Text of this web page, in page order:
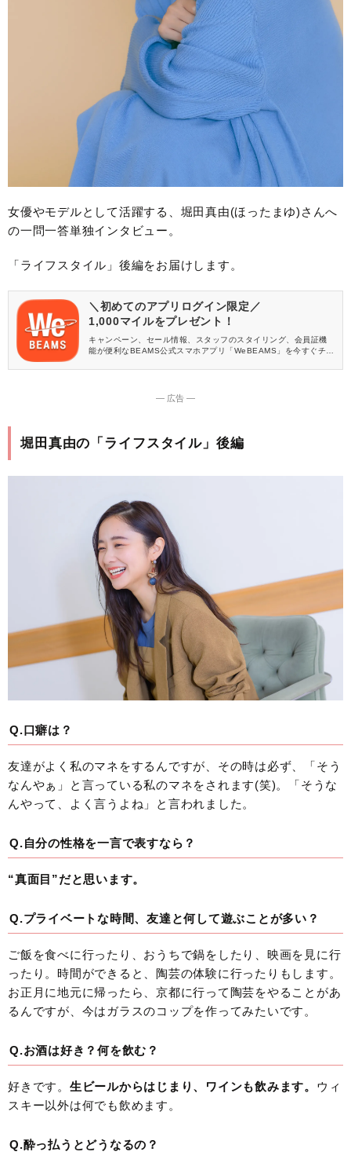
女優やモデルとして活躍する、堀田真由(ほったまゆ)さんへ
の一問一答単独インタビュー。
「ライフスタイル」後編をお届けします。
＼初めてのアプリログイン限定／
1,000マイルをプレゼント！
キャンペーン、セール情報、スタッフのスタイリング、会員証機
能が便利なBEAMS公式スマホアプリ「WeBEAMS」を今すぐチェ
― 広告 ―
堀田真由の「ライフスタイル」後編
Q.口癖は？
友達がよく私のマネをするんですが、その時は必ず、「そう
なんやぁ」と言っている私のマネをされます(笑)。「そうな
んやって、よく言うよね」と言われました。
Q.自分の性格を一言で表すなら？
“真面目”だと思います。
Q.プライベートな時間、友達と何して遊ぶことが多い？
ご飯を食べに行ったり、おうちで鍋をしたり、映画を見に行
ったり。時間ができると、陶芸の体験に行ったりもします。
お正月に地元に帰ったら、京都に行って陶芸をやることがあ
るんですが、今はガラスのコップを作ってみたいです。
Q.お酒は好き？何を飲む？
好きです。 生ビールからはじまり、ワインも飲みます。 ウィ
スキー以外は何でも飲めます。
Q.酔っ払うとどうなるの？